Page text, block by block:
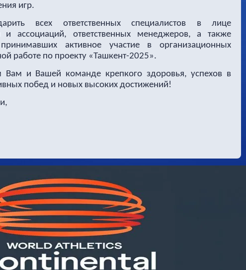
игр.
всех ответственных специалистов в лице
и ассоциаций, ответственных менеджеров, а также
активное участие в организационных
работе по проекту «Ташкент-2025».
и Вашей команде крепкого здоровья, успехов в
побед и новых высоких достижений!